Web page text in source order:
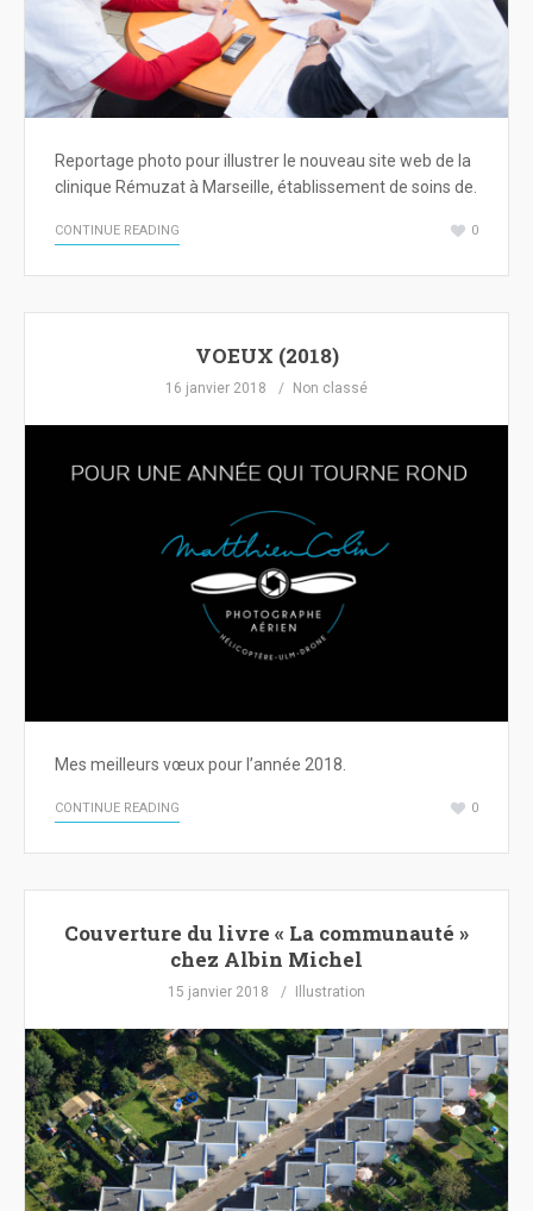
Reportage photo pour illustrer le nouveau site web de la
clinique Rémuzat à Marseille, établissement de soins de.
CONTINUE READING 0
VOEUX (2018)
16 janvier 2018 Non classé
Mes meilleurs vœux pour l’année 2018.
CONTINUE READING 0
Couverture du livre « La communauté »
chez Albin Michel
15 janvier 2018 Illustration